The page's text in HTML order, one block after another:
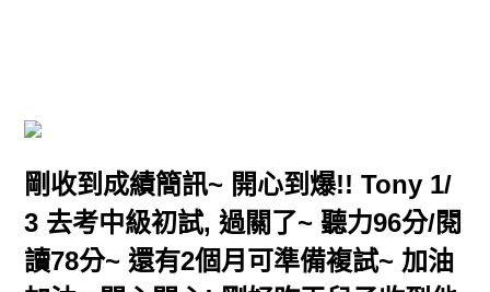
剛收到成績簡訊~ 開心到爆!! Tony 1/
3 去考中級初試, 過關了~ 聽力96分/閱
讀78分~ 還有2個月可準備複試~ 加油